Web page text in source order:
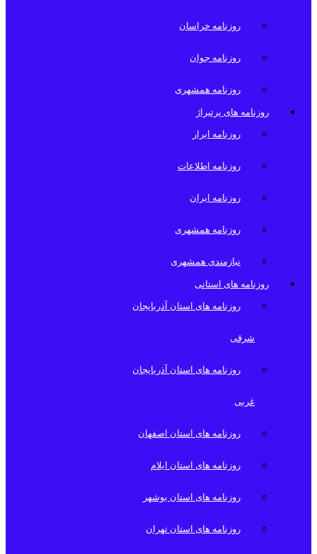
روزنامه خراسان
روزنامه جوان
روزنامه همشهری
روزنامه های پرتیراژ
روزنامه ابرار
روزنامه اطلاعات
روزنامه ایران
روزنامه همشهری
نیازمندی همشهری
روزنامه های استانی
روزنامه های استان آذربایجان
شرقی
روزنامه های استان آذربایجان
غربی
روزنامه های استان اصفهان
روزنامه های استان ایلام
روزنامه های استان بوشهر
روزنامه های استان تهران